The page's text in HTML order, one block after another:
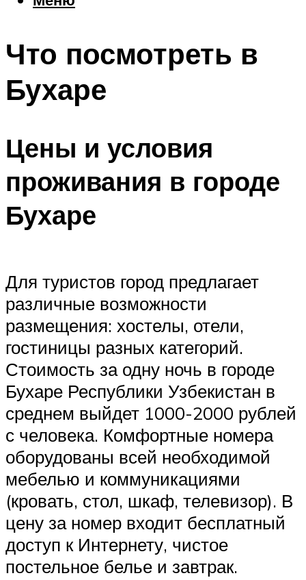
Шоппинг
Что посмотреть в
Бухаре
Цены и условия
проживания в городе
Бухаре
Для туристов город предлагает
различные возможности
размещения: хостелы, отели,
гостиницы разных категорий.
Стоимость за одну ночь в городе
Бухаре Республики Узбекистан в
среднем выйдет 1000-2000 рублей
с человека. Комфортные номера
оборудованы всей необходимой
мебелью и коммуникациями
(кровать, стол, шкаф, телевизор). В
цену за номер входит бесплатный
доступ к Интернету, чистое
постельное белье и завтрак.